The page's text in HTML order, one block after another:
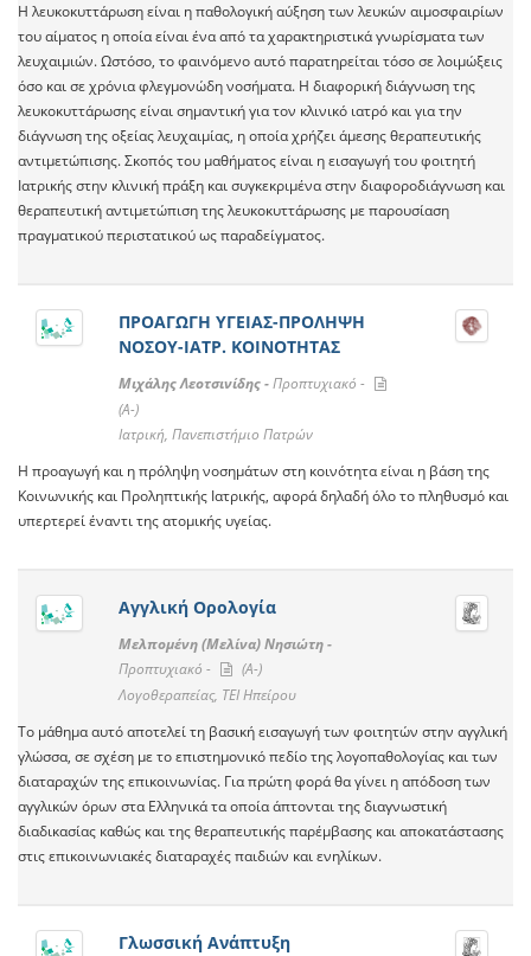
Η λευκοκυττάρωση είναι η παθολογική αύξηση των λευκών αιμοσφαιρίων
του αίματος η οποία είναι ένα από τα χαρακτηριστικά γνωρίσματα των
λευχαιμιών. Ωστόσο, το φαινόμενο αυτό παρατηρείται τόσο σε λοιμώξεις
όσο και σε χρόνια φλεγμονώδη νοσήματα. Η διαφορική διάγνωση της
λευκοκυττάρωσης είναι σημαντική για τον κλινικό ιατρό και για την
διάγνωση της οξείας λευχαιμίας, η οποία χρήζει άμεσης θεραπευτικής
αντιμετώπισης. Σκοπός του μαθήματος είναι η εισαγωγή του φοιτητή
Ιατρικής στην κλινική πράξη και συγκεκριμένα στην διαφοροδιάγνωση και
θεραπευτική αντιμετώπιση της λευκοκυττάρωσης με παρουσίαση
πραγματικού περιστατικού ως παραδείγματος.
ΠΡΟΑΓΩΓΗ ΥΓΕΙΑΣ-ΠΡΟΛΗΨΗ
ΝΟΣΟΥ-ΙΑΤΡ. ΚΟΙΝΟΤΗΤΑΣ
Μιχάλης Λεοτσινίδης -Προπτυχιακό -
(A-)
Ιατρική, Πανεπιστήμιο Πατρών
Η προαγωγή και η πρόληψη νοσημάτων στη κοινότητα είναι η βάση της
Κοινωνικής και Προληπτικής Ιατρικής, αφορά δηλαδή όλο το πληθυσμό και
υπερτερεί έναντι της ατομικής υγείας.
Αγγλική Ορολογία
Μελπομένη (Μελίνα) Νησιώτη -
Προπτυχιακό -
(A-)
Λογοθεραπείας, ΤΕΙ Ηπείρου
Το μάθημα αυτό αποτελεί τη βασική εισαγωγή των φοιτητών στην αγγλική
γλώσσα, σε σχέση με το επιστημονικό πεδίο της λογοπαθολογίας και των
διαταραχών της επικοινωνίας. Για πρώτη φορά θα γίνει η απόδοση των
αγγλικών όρων στα Ελληνικά τα οποία άπτονται της διαγνωστική
διαδικασίας καθώς και της θεραπευτικής παρέμβασης και αποκατάστασης
στις επικοινωνιακές διαταραχές παιδιών και ενηλίκων.
Γλωσσική Ανάπτυξη